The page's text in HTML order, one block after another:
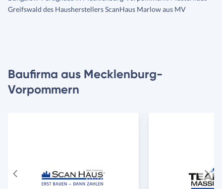
Greifswald des Hausherstellers ScanHaus Marlow aus MV
Baufirma aus Mecklenburg-
Vorpommern
Vorheriger